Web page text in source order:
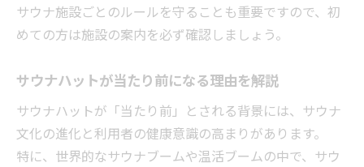
サウナ施設ごとのルールを守ることも重要ですので、初
めての方は施設の案内を必ず確認しましょう。
サウナハットが当たり前になる理由を解説
サウナハットが「当たり前」とされる背景には、サウナ
文化の進化と利用者の健康意識の高まりがあります。
特に、世界的なサウナブームや温活ブームの中で、サウ